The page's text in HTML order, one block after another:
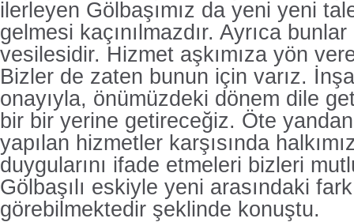
ilerleyen Gölbaşımız da yeni yeni
gelmesi kaçınılmazdır. Ayrıca
vesilesidir. Hizmet aşkımıza yön
Bizler de zaten bunun için varız.
onayıyla, önümüzdeki dönem dile
bir bir yerine getireceğiz. Öte
yapılan hizmetler karşısında
duygularını ifade etmeleri bizleri
Gölbaşılı eskiyle yeni arasındaki
görebilmektedir şeklinde konuştu.